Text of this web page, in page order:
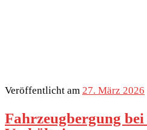
Veröffentlicht am 27. März 2026
Fahrzeugbergung